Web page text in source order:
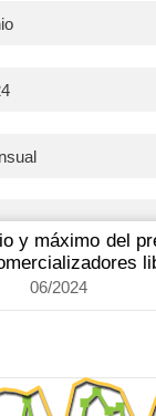
y máximo del
06/2024